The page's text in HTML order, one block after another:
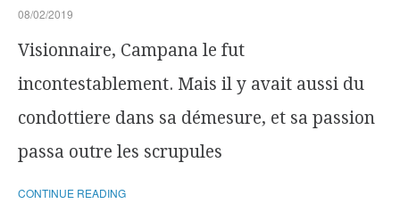
08/02/2019
Visionnaire, Campana le fut
incontestablement. Mais il y avait aussi du
condottiere dans sa démesure, et sa passion
passa outre les scrupules
CONTINUE READING